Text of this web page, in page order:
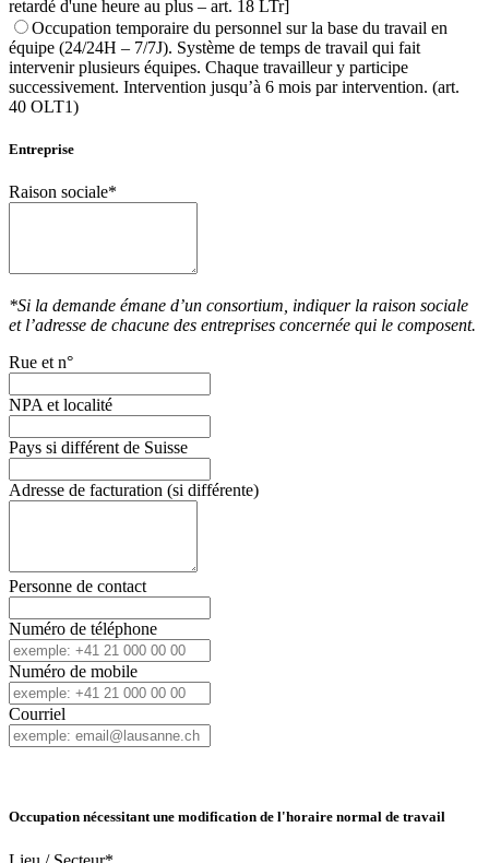
retardé d'une heure au plus – art. 18 LTr]
Occupation temporaire du personnel sur la base du travail en
équipe (24/24H – 7/7J). Système de temps de travail qui fait
intervenir plusieurs équipes. Chaque travailleur y participe
successivement. Intervention jusqu’à 6 mois par intervention. (art.
40 OLT1)
Entreprise
Raison sociale*
*Si la demande émane d’un consortium, indiquer la raison sociale
et l’adresse de chacune des entreprises concernée qui le composent.
Rue et n°
NPA et localité
Pays si différent de Suisse
Adresse de facturation (si différente)
Personne de contact
Numéro de téléphone
Numéro de mobile
Courriel
Occupation nécessitant une modification de l'horaire normal de travail